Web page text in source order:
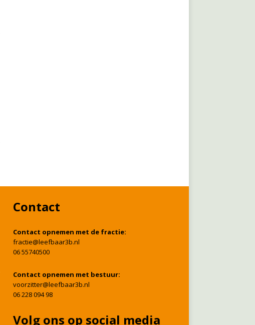
Contact
Contact opnemen met de fractie:
fractie@leefbaar3b.nl
06 55740500
Contact opnemen met bestuur:
voorzitter@leefbaar3b.nl
06 228 094 98
Volg ons op social media